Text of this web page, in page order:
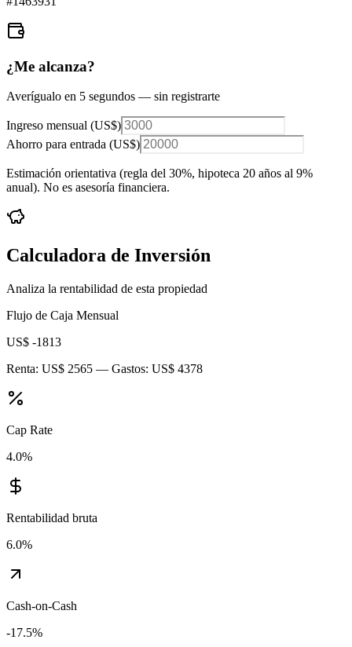
¿Me alcanza?
Averígualo en 5 segundos — sin registrarte
Ingreso mensual (US$)
Ahorro para entrada (US$)
Estimación orientativa (regla del 30%, hipoteca 20 años al 9%
anual). No es asesoría financiera.
Calculadora de Inversión
Analiza la rentabilidad de esta propiedad
Flujo de Caja Mensual
US$ -1813
Renta: US$ 2565 — Gastos: US$ 4378
Cap Rate
4.0%
Rentabilidad bruta
6.0%
Cash-on-Cash
-17.5%